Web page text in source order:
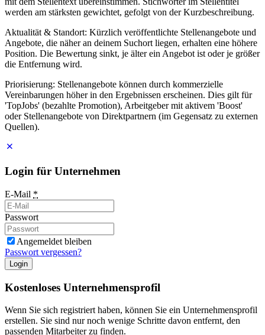
werden am stärksten gewichtet, gefolgt von der Kurzbeschreibung.
Aktualität & Standort: Kürzlich veröffentlichte Stellenangebote und
Angebote, die näher an deinem Suchort liegen, erhalten eine höhere
Position. Die Bewertung sinkt, je älter ein Angebot ist oder je größer
die Entfernung wird.
Priorisierung: Stellenangebote können durch kommerzielle
Vereinbarungen höher in den Ergebnissen erscheinen. Dies gilt für
'TopJobs' (bezahlte Promotion), Arbeitgeber mit aktivem 'Boost'
oder Stellenangebote von Direktpartnern (im Gegensatz zu externen
Quellen).
Login für Unternehmen
E-Mail *
Passwort
Angemeldet bleiben
Passwort vergessen?
Login
Kostenloses Unternehmensprofil
Wenn Sie sich registriert haben, können Sie ein Unternehmensprofil
erstellen. Sie sind nur noch wenige Schritte davon entfernt, den
passenden Mitarbeiter zu finden.